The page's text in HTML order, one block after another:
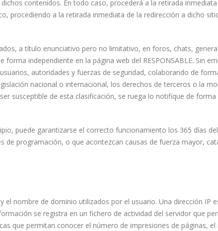
contenidos. En todo caso, procederá a la retirada
procediendo a la retirada inmediata de la redirección a dicho
a título enunciativo pero no limitativo, en foros, chats,
independiente en la página web del RESPONSABLE. Sin
autoridades y fuerzas de seguridad, colaborando de
nacional o internacional, los derechos de terceros o la
susceptible de esta clasificación, se ruega lo notifique de
puede garantizarse el correcto funcionamiento los 365 días
de programación, o que acontezcan causas de fuerza mayor,
nombre de dominio utilizados por el usuario. Una dirección IP
se registra en un fichero de actividad del servidor que
que permitan conocer el número de impresiones de páginas, el